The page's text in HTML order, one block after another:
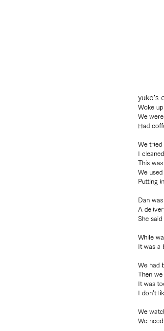
yuko's
Woke
We
Had
We tried
I
This
We
Putting
Dan
A
She
While
It was a
We had
Then
It was
I don’t
We
We